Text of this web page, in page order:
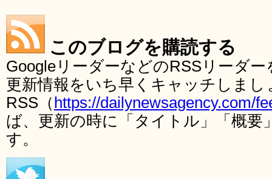
このブログを購読する
GoogleリーダーなどのRSSリーダ
更新情報をいち早くキャッチしま
RSS（ https://dailynewsagency.com/
ば、更新の時に「タイトル」「概要
す。